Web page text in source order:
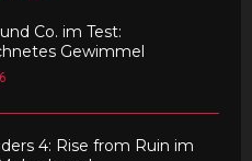
Co. im Test:
Gewimmel
4: Rise from Ruin im